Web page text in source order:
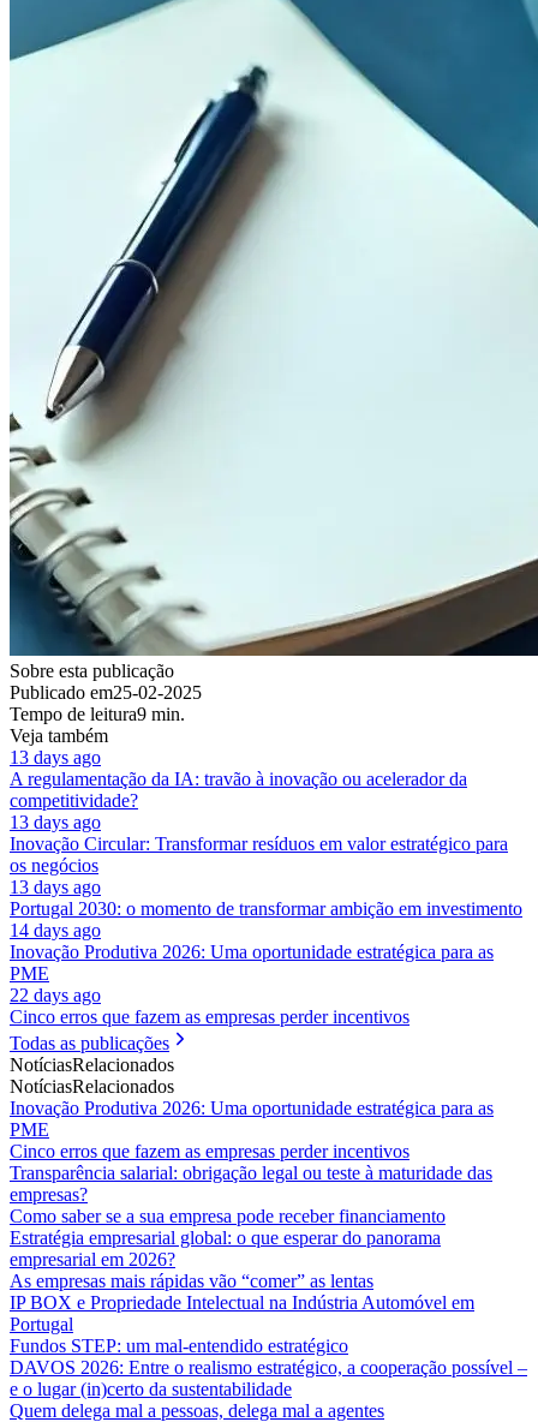
Sobre esta publicação
Publicado em25-02-2025
Tempo de leitura9 min.
Veja também
13 days ago
A regulamentação da IA: travão à inovação ou acelerador da
competitividade?
13 days ago
Inovação Circular: Transformar resíduos em valor estratégico para
os negócios
13 days ago
Portugal 2030: o momento de transformar ambição em investimento
14 days ago
Inovação Produtiva 2026: Uma oportunidade estratégica para as
PME
22 days ago
Cinco erros que fazem as empresas perder incentivos
Todas as publicações
NotíciasRelacionados
NotíciasRelacionados
Inovação Produtiva 2026: Uma oportunidade estratégica para as
PME
Cinco erros que fazem as empresas perder incentivos
Transparência salarial: obrigação legal ou teste à maturidade das
empresas?
Como saber se a sua empresa pode receber financiamento
Estratégia empresarial global: o que esperar do panorama
empresarial em 2026?
As empresas mais rápidas vão “comer” as lentas
IP BOX e Propriedade Intelectual na Indústria Automóvel em
Portugal
Fundos STEP: um mal-entendido estratégico
DAVOS 2026: Entre o realismo estratégico, a cooperação possível –
e o lugar (in)certo da sustentabilidade
Quem delega mal a pessoas, delega mal a agentes